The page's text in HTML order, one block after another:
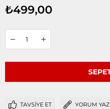
₺499,00
TAVSIYE ET YORUM YAZ